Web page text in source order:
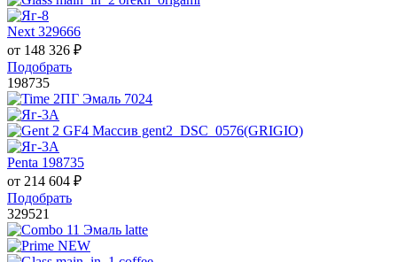
Next 329666
от 148 326 ₽
Подобрать
198735
Penta 198735
от 214 604 ₽
Подобрать
329521